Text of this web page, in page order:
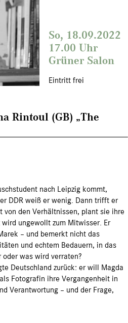
So, 18.09.2022
17.00 Uhr
Grüner Salon
Eintritt frei
Rintoul (GB) „The
nach Leipzig kommt,
DDR weiß er wenig. Dann trifft er
den Verhältnissen, plant sie ihre
ungewollt zum Mitwisser. Er
– und bemerkt nicht das
und echtem Bedauern, in das
was wird verraten?
Deutschland zurück: er will Magda
Fotografin ihre Vergangenheit in
Verantwortung – und der Frage,